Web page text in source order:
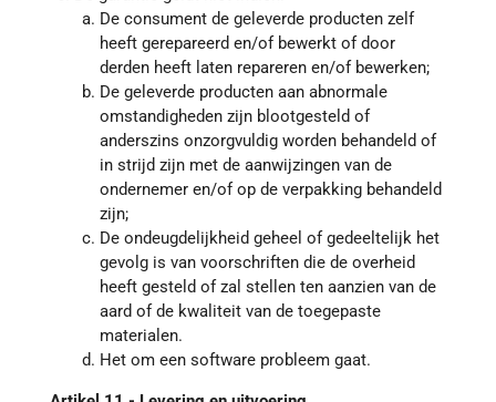
De consument de geleverde producten zelf
heeft gerepareerd en/of bewerkt of door
derden heeft laten repareren en/of bewerken;
De geleverde producten aan abnormale
omstandigheden zijn blootgesteld of
anderszins onzorgvuldig worden behandeld of
in strijd zijn met de aanwijzingen van de
ondernemer en/of op de verpakking behandeld
zijn;
De ondeugdelijkheid geheel of gedeeltelijk het
gevolg is van voorschriften die de overheid
heeft gesteld of zal stellen ten aanzien van de
aard of de kwaliteit van de toegepaste
materialen.
Het om een software probleem gaat.